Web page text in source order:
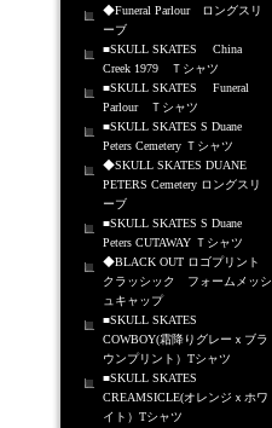
◆Funeral Parlour ロングスリ
ーブ
■SKULL SKATES China
Creek 1979 Ｔシャツ
■SKULL SKATES Funeral
Parlour Ｔシャツ
■SKULL SKATES S Duane
Peters Cemetery Ｔシャツ
◆SKULL SKATES DUANE
PETERS Cemetery ロングスリ
ーブ
■SKULL SKATES S Duane
Peters CUTAWAY Ｔシャツ
◆BLACK OUT ロゴプリント
クラッシック フォームメッシ
ュキャップ
■SKULL SKATES
COWBOY(霜降りグレーｘブラ
ウンプリント）Tシャツ
■SKULL SKATES
CREAMSICLE(オレンジｘホワ
イト）Tシャツ